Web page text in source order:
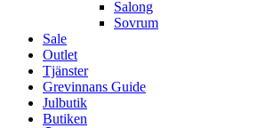
Salong
Sovrum
Sale
Outlet
Tjänster
Grevinnans Guide
Julbutik
Butiken